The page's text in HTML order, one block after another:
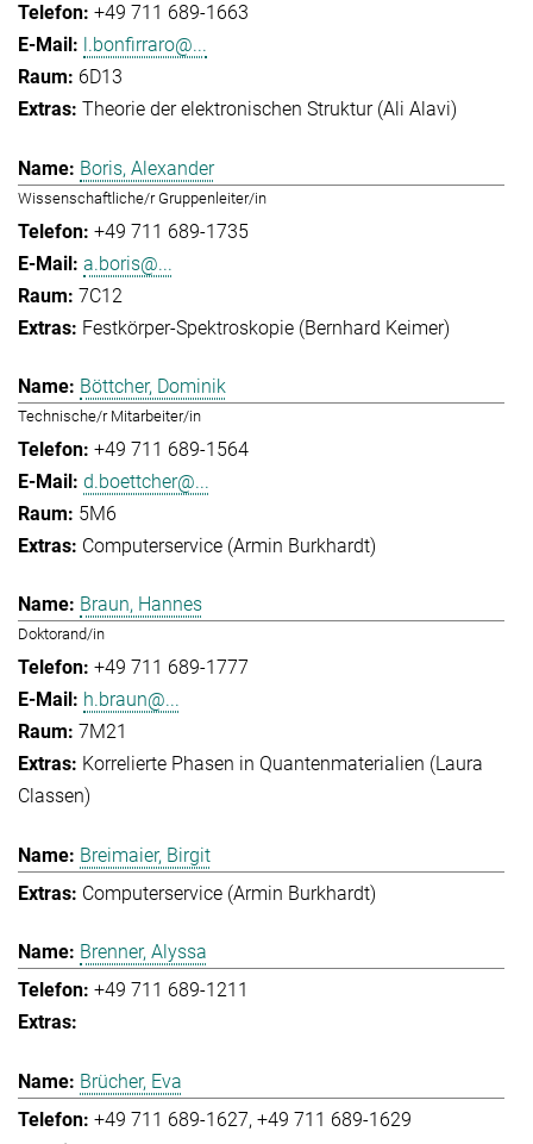
+49 711 689-1663
l.bonfirraro@...
6D13
Theorie der elektronischen Struktur (Ali Alavi)
Boris, Alexander
Wissenschaftliche/r Gruppenleiter/in
+49 711 689-1735
a.boris@...
7C12
Festkörper-Spektroskopie (Bernhard Keimer)
Böttcher, Dominik
Technische/r Mitarbeiter/in
+49 711 689-1564
d.boettcher@...
5M6
Computerservice (Armin Burkhardt)
Braun, Hannes
Doktorand/in
+49 711 689-1777
h.braun@...
7M21
Korrelierte Phasen in Quantenmaterialien (Laura
Classen)
Breimaier, Birgit
Computerservice (Armin Burkhardt)
Brenner, Alyssa
+49 711 689-1211
Brücher, Eva
+49 711 689-1627 +49 711 689-1629